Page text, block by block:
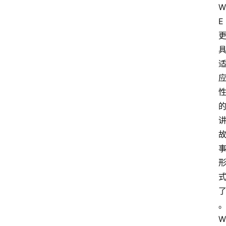
W
E
更
具
适
应
性
的
讲
故
事
形
式
了
。
W